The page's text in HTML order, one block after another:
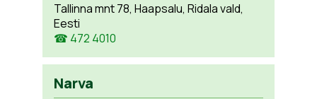
Tallinna mnt 78, Haapsalu, Ridala vald,
Eesti
☎ 472 4010
Narva